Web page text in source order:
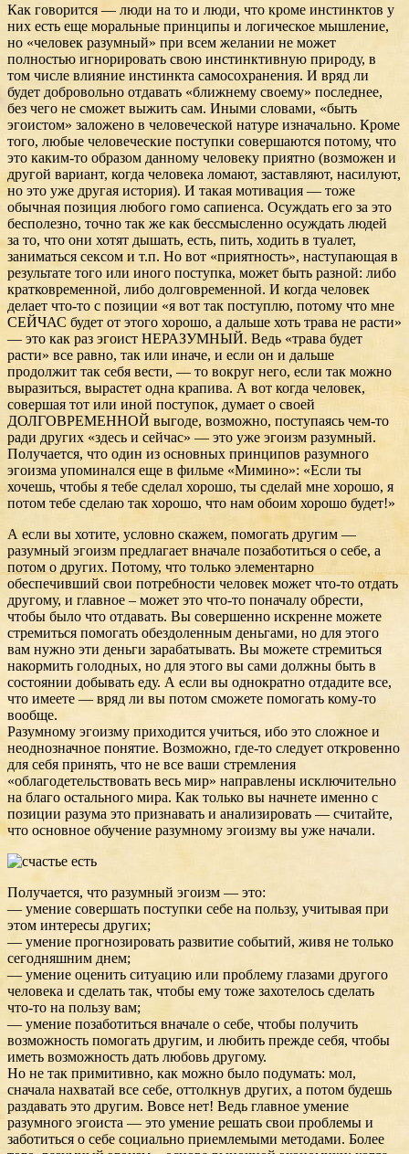
Как говорится — люди на то и люди, что кроме инстинктов у
них есть еще моральные принципы и логическое мышление,
но «человек разумный» при всем желании не может
полностью игнорировать свою инстинктивную природу, в
том числе влияние инстинкта самосохранения. И вряд ли
будет добровольно отдавать «ближнему своему» последнее,
без чего не сможет выжить сам. Иными словами, «быть
эгоистом» заложено в человеческой натуре изначально. Кроме
того, любые человеческие поступки совершаются потому, что
это каким-то образом данному человеку приятно (возможен и
другой вариант, когда человека ломают, заставляют, насилуют,
но это уже другая история). И такая мотивация — тоже
обычная позиция любого гомо сапиенса. Осуждать его за это
бесполезно, точно так же как бессмысленно осуждать людей
за то, что они хотят дышать, есть, пить, ходить в туалет,
заниматься сексом и т.п. Но вот «приятность», наступающая в
результате того или иного поступка, может быть разной: либо
кратковременной, либо долговременной. И когда человек
делает что-то с позиции «я вот так поступлю, потому что мне
СЕЙЧАС будет от этого хорошо, а дальше хоть трава не расти»
— это как раз эгоист НЕРАЗУМНЫЙ. Ведь «трава будет
расти» все равно, так или иначе, и если он и дальше
продолжит так себя вести, — то вокруг него, если так можно
выразиться, вырастет одна крапива. А вот когда человек,
совершая тот или иной поступок, думает о своей
ДОЛГОВРЕМЕННОЙ выгоде, возможно, поступаясь чем-то
ради других «здесь и сейчас» — это уже эгоизм разумный.
Получается, что один из основных принципов разумного
эгоизма упоминался еще в фильме «Мимино»: «Если ты
хочешь, чтобы я тебе сделал хорошо, ты сделай мне хорошо, я
потом тебе сделаю так хорошо, что нам обоим хорошо будет!»
А если вы хотите, условно скажем, помогать другим —
разумный эгоизм предлагает вначале позаботиться о себе, а
потом о других. Потому, что только элементарно
обеспечивший свои потребности человек может что-то отдать
другому, и главное – может это что-то поначалу обрести,
чтобы было что отдавать. Вы совершенно искренне можете
стремиться помогать обездоленным деньгами, но для этого
вам нужно эти деньги зарабатывать. Вы можете стремиться
накормить голодных, но для этого вы сами должны быть в
состоянии добывать еду. А если вы однократно отдадите все,
что имеете — вряд ли вы потом сможете помогать кому-то
вообще.
Разумному эгоизму приходится учиться, ибо это сложное и
неоднозначное понятие. Возможно, где-то следует откровенно
для себя принять, что не все ваши стремления
«облагодетельствовать весь мир» направлены исключительно
на благо остального мира. Как только вы начнете именно с
позиции разума это признавать и анализировать — считайте,
что основное обучение разумному эгоизму вы уже начали.
Получается, что разумный эгоизм — это:
— умение совершать поступки себе на пользу, учитывая при
этом интересы других;
— умение прогнозировать развитие событий, живя не только
сегодняшним днем;
— умение оценить ситуацию или проблему глазами другого
человека и сделать так, чтобы ему тоже захотелось сделать
что-то на пользу вам;
— умение позаботиться вначале о себе, чтобы получить
возможность помогать другим, и любить прежде себя, чтобы
иметь возможность дать любовь другому.
Но не так примитивно, как можно было подумать: мол,
сначала нахватай все себе, оттолкнув других, а потом будешь
раздавать это другим. Вовсе нет! Ведь главное умение
разумного эгоиста — это умение решать свои проблемы и
заботиться о себе социально приемлемыми методами. Более